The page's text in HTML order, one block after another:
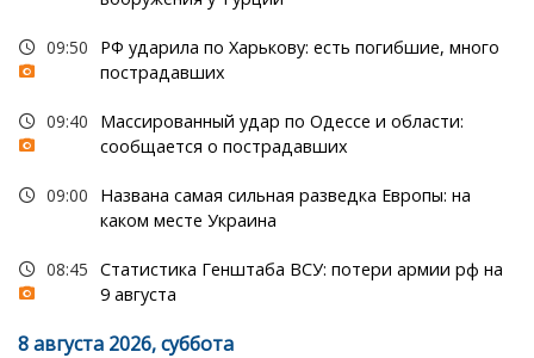
09:50
РФ ударила по Харькову: есть погибшие, много
пострадавших
09:40
Массированный удар по Одессе и области:
сообщается о пострадавших
09:00
Названа самая сильная разведка Европы: на
каком месте Украина
08:45 Статистика Генштаба ВСУ: потери армии рф на
9 августа
8 августа 2026, суббота